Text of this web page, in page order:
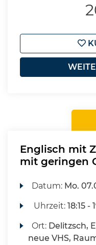
Englisch mit
mit geringen
Datum: Mo.
Uhrzeit:18:15 -
Ort: Delitzsch,
neue VHS,